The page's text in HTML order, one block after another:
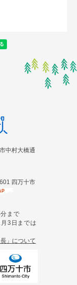
中村大橋通
四万十市
まで
3日までは
」について